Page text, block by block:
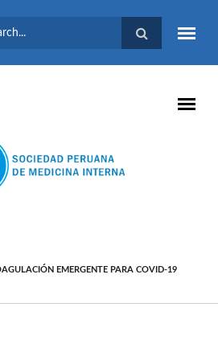
EMERGENTE PARA COVID-19